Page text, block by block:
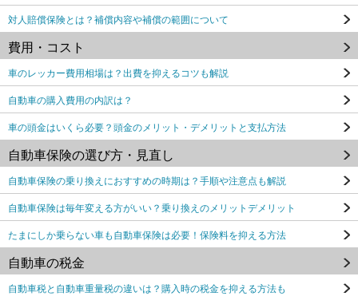
対人賠償保険とは？補償内容や補償の範囲について
費用・コスト
車のレッカー費用相場は？出費を抑えるコツも解説
自動車の購入費用の内訳は？
車の頭金はいくら必要？頭金のメリット・デメリットと支払方法
自動車保険の選び方・見直し
自動車保険の乗り換えにおすすめの時期は？手順や注意点も解説
自動車保険は毎年変える方がいい？乗り換えのメリットデメリット
たまにしか乗らない車も自動車保険は必要！保険料を抑える方法
自動車の税金
自動車税と自動車重量税の違いは？購入時の税金を抑える方法も